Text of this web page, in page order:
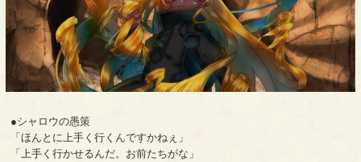
●シャロウの愚策
「ほんとに上手く行くんですかねぇ」
「上手く行かせるんだ。お前たちがな」